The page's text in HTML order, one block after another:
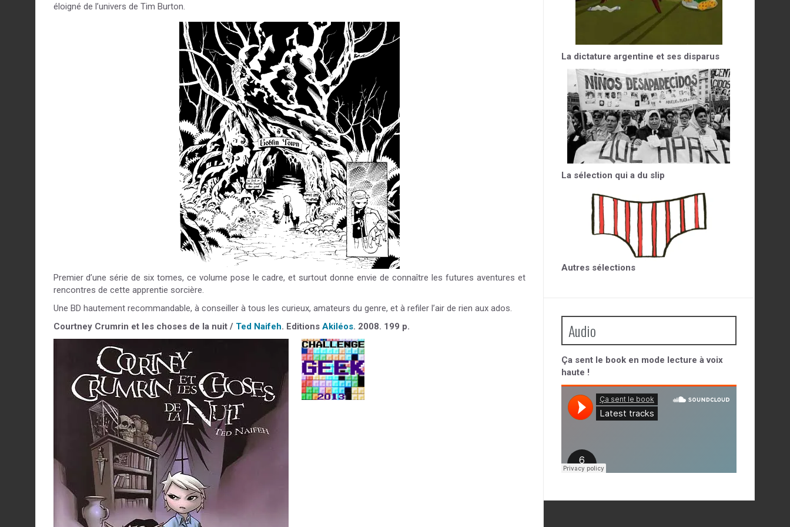
éloigné de l’univers de Tim Burton.
Premier d’une série de six tomes, ce volume pose le cadre, et surtout donne envie de connaître les futures aventures et
rencontres de cette apprentie sorcière.
Une BD hautement recommandable, à conseiller à tous les curieux, amateurs du genre, et à refiler l’air de rien aux ados.
Courtney Crumrin et les choses de la nuit / Ted Naifeh. Editions Akiléos. 2008. 199 p.
La dictature argentine et ses disparus
La sélection qui a du slip
Autres sélections
Audio
Ça sent le book en mode lecture à voix
haute !